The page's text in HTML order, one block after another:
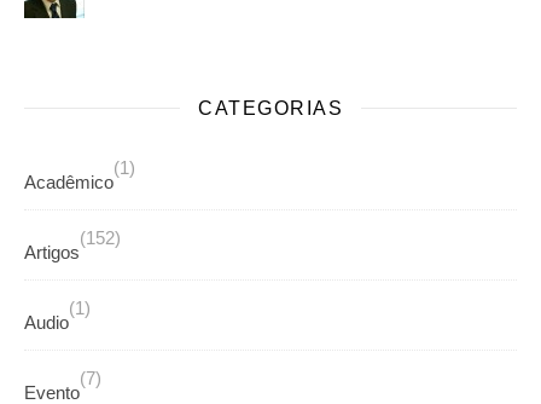
CATEGORIAS
Acadêmico
(1)
Artigos
(152)
Audio
(1)
Evento
(7)